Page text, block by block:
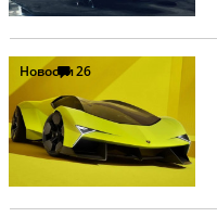
Новости26